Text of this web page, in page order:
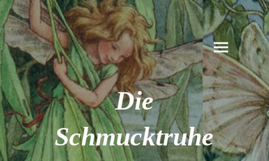
Die
Schmucktruhe